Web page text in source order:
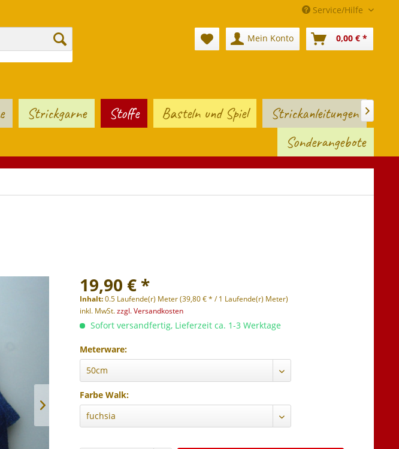
Service/Hilfe
Mein Konto 0,00 € *
Strickgarne Stoffe Basteln und Spiel
Strickanleitungen
Sonderangebote

19,90 € *
Inhalt:0.5 Laufende(r) Meter (39,80 € * / 1 Laufende(r) Meter)
inkl. MwSt.zzgl. Versandkosten
Sofort versandfertig, Lieferzeit ca. 1-3 Werktage
Meterware:
Farbe Walk: